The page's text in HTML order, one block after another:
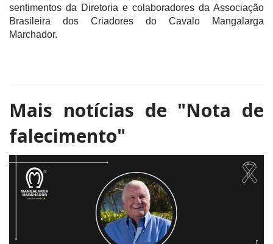
sentimentos da Diretoria e colaboradores da Associação
Brasileira dos Criadores do Cavalo Mangalarga
Marchador.
Mais notícias de "Nota de
falecimento"